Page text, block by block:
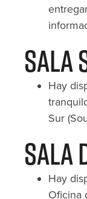
Sala
Hay
Sur
Sala
Hay
Oficina